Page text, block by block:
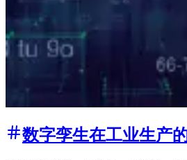
数字孪生在工业生产